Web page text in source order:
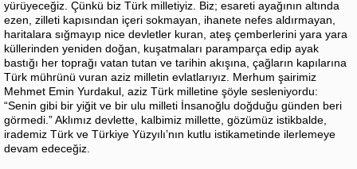
yürüyeceğiz. Çünkü biz Türk milletiyiz. Biz; esareti ayağının altında
ezen, zilleti kapısından içeri sokmayan, ihanete nefes aldırmayan,
haritalara sığmayıp nice devletler kuran, ateş çemberlerini yara yara
küllerinden yeniden doğan, kuşatmaları paramparça edip ayak
bastığı her toprağı vatan tutan ve tarihin akışına, çağların kapılarına
Türk mührünü vuran aziz milletin evlatlarıyız. Merhum şairimiz
Mehmet Emin Yurdakul, aziz Türk milletine şöyle sesleniyordu:
“Senin gibi bir yiğit ve bir ulu milleti İnsanoğlu doğduğu günden beri
görmedi.” Aklımız devlette, kalbimiz millette, gözümüz istikbalde,
irademiz Türk ve Türkiye Yüzyılı’nın kutlu istikametinde ilerlemeye
devam edeceğiz.